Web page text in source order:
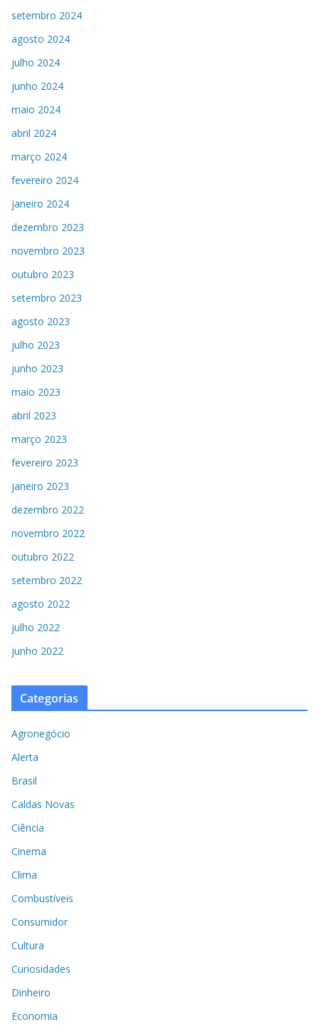
setembro 2024
agosto 2024
julho 2024
junho 2024
maio 2024
abril 2024
março 2024
fevereiro 2024
janeiro 2024
dezembro 2023
novembro 2023
outubro 2023
setembro 2023
agosto 2023
julho 2023
junho 2023
maio 2023
abril 2023
março 2023
fevereiro 2023
janeiro 2023
dezembro 2022
novembro 2022
outubro 2022
setembro 2022
agosto 2022
julho 2022
junho 2022
Categorias
Agronegócio
Alerta
Brasil
Caldas Novas
Ciência
Cinema
Clima
Combustíveis
Consumidor
Cultura
Curiosidades
Dinheiro
Economia